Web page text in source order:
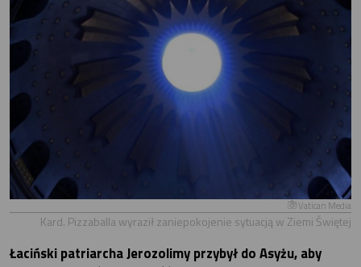
Vatican Media
Kard. Pizzaballa wyraził zaniepokojenie sytuacją w Ziemi Świętej
Łaciński patriarcha Jerozolimy przybył do Asyżu, aby